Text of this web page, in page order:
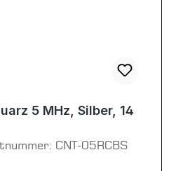
5 MHz, Silber, 14
CNT-05RCBS